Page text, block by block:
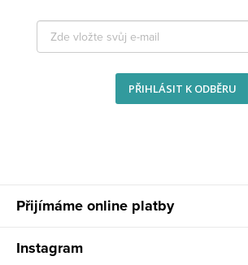
PŘIHLÁSIT K ODBĚRU
Přijímáme online platby
Instagram